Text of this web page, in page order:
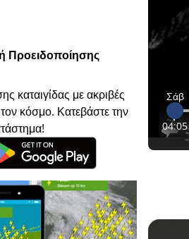
Προειδοποίησης
καταιγίδας με ακριβές
κόσμο. Κατεβάστε την
Σάβ
04:05